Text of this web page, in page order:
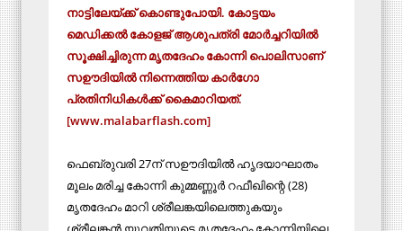
നാട്ടിലേയ്ക്ക് കൊണ്ടുപോയി. കോട്ടയം
മെഡിക്കല്‍ കോളജ് ആശുപത്രി മോര്‍ച്ചറിയില്‍
സൂക്ഷിച്ചിരുന്ന മൃതദേഹം കോന്നി പൊലിസാണ്
സഊദിയില്‍ നിന്നെത്തിയ കാര്‍ഗോ
പ്രതിനിധികള്‍ക്ക് കൈമാറിയത്.
[www.malabarflash.com]
ഫെബ്രുവരി 27ന് സഊദിയില്‍ ഹൃദയാഘാതം
മൂലം മരിച്ച കോന്നി കുമ്മണ്ണൂര്‍ റഫീഖിന്റെ (28)
മൃതദേഹം മാറി ശ്രീലങ്കയിലെത്തുകയും